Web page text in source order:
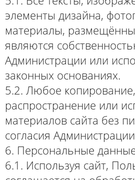
элементы дизайна,
материалы,
являются
Администрации или
законных основаниях.
5.2. Любое копирование,
распространение или
материалов сайта без
согласия
6. Персональные
6.1. Используя сайт,